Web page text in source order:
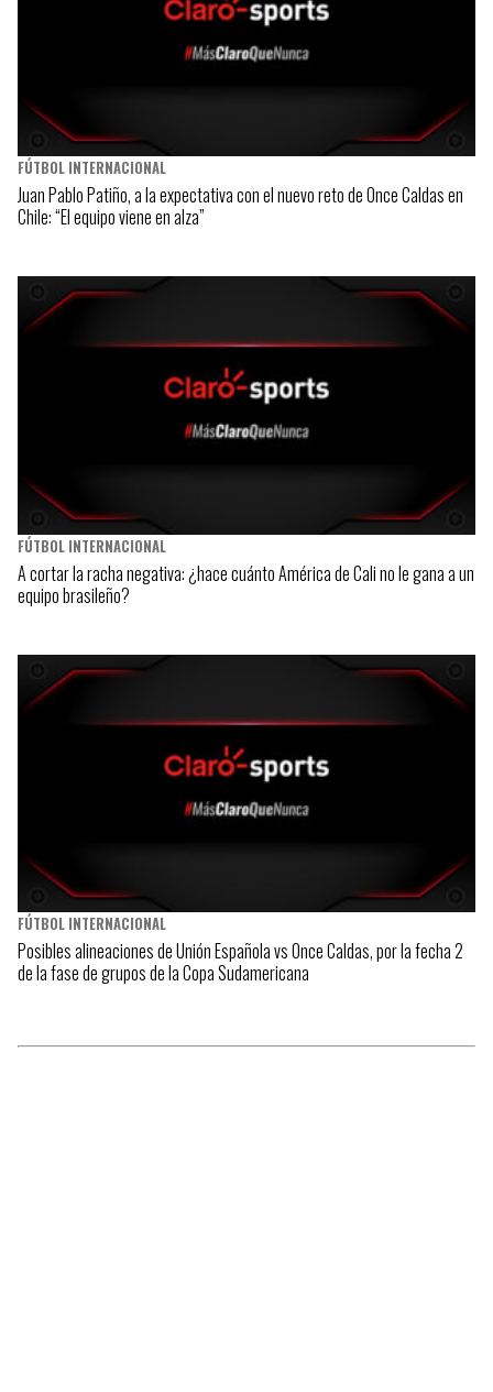
FÚTBOL INTERNACIONAL
Juan Pablo Patiño, a la expectativa con el nuevo reto de Once Caldas en
Chile: “El equipo viene en alza”
FÚTBOL INTERNACIONAL
A cortar la racha negativa: ¿hace cuánto América de Cali no le gana a un
equipo brasileño?
FÚTBOL INTERNACIONAL
Posibles alineaciones de Unión Española vs Once Caldas, por la fecha 2
de la fase de grupos de la Copa Sudamericana